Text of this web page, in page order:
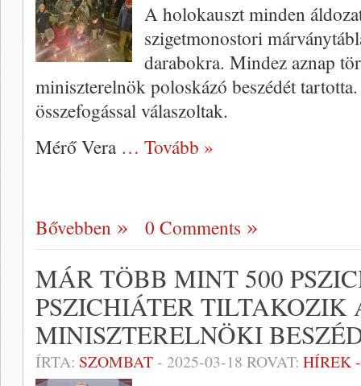
A holokauszt minden
szigetmonostori
darabokra. Mindez aznap
miniszterelnök poloskázó beszédét
összefogással válaszoltak.
Mérő Vera … Tovább »
Bővebben 0 Comments
MÁR TÖBB MINT 500
PSZICHIÁTER TILTAKOZIK
MINISZTERELNÖKI
ÍRTA: SZOMBAT- 2025-03-18 ROVAT: HÍREK